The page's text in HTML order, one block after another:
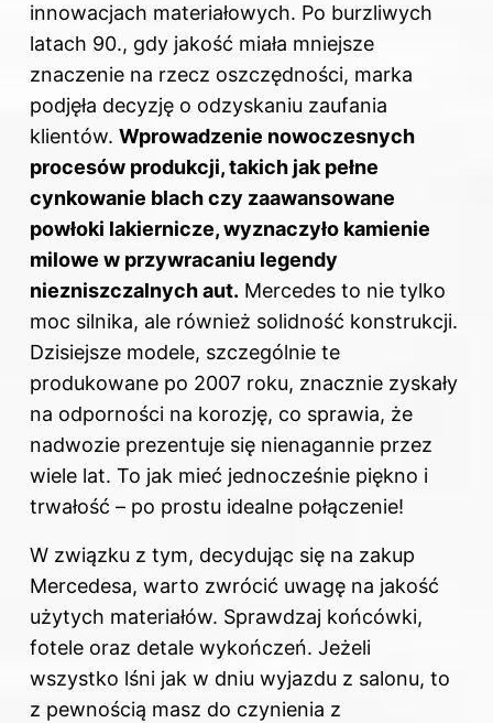
innowacjach materiałowych. Po burzliwych
latach 90., gdy jakość miała mniejsze
znaczenie na rzecz oszczędności, marka
podjęła decyzję o odzyskaniu zaufania
klientów. Wprowadzenie nowoczesnych
procesów produkcji, takich jak pełne
cynkowanie blach czy zaawansowane
powłoki lakiernicze, wyznaczyło kamienie
milowe w przywracaniu legendy
niezniszczalnych aut. Mercedes to nie tylko
moc silnika, ale również solidność konstrukcji.
Dzisiejsze modele, szczególnie te
produkowane po 2007 roku, znacznie zyskały
na odporności na korozję, co sprawia, że
nadwozie prezentuje się nienagannie przez
wiele lat. To jak mieć jednocześnie piękno i
trwałość – po prostu idealne połączenie!
W związku z tym, decydując się na zakup
Mercedesa, warto zwrócić uwagę na jakość
użytych materiałów. Sprawdzaj końcówki,
fotele oraz detale wykończeń. Jeżeli
wszystko lśni jak w dniu wyjazdu z salonu, to
z pewnością masz do czynienia z